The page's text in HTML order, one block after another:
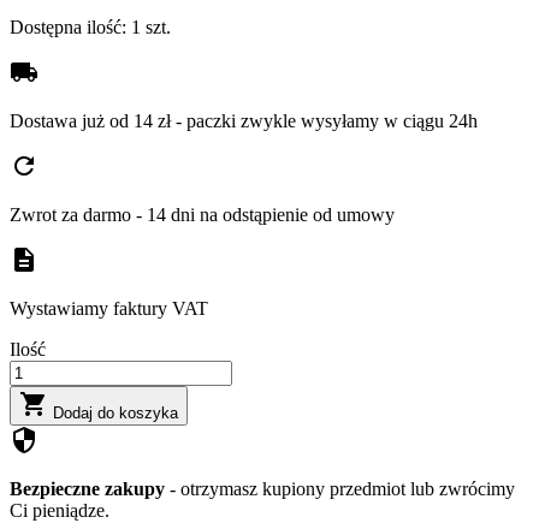
Dostępna ilość: 1 szt.
local_shipping
Dostawa już od 14 zł - paczki zwykle wysyłamy w ciągu 24h
refresh
Zwrot za darmo - 14 dni na odstąpienie od umowy
description
Wystawiamy faktury VAT
Ilość
 Dodaj do koszyka
security
Bezpieczne zakupy - otrzymasz kupiony przedmiot lub zwrócimy
Ci pieniądze.